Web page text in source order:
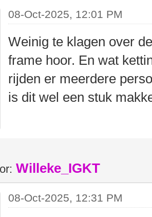
08-Oct-2025, 12:01 PM
Weinig te klagen over
frame hoor. En wat
rijden er meerdere
is dit wel een stuk
Willeke_IGKT
08-Oct-2025, 12:31 PM